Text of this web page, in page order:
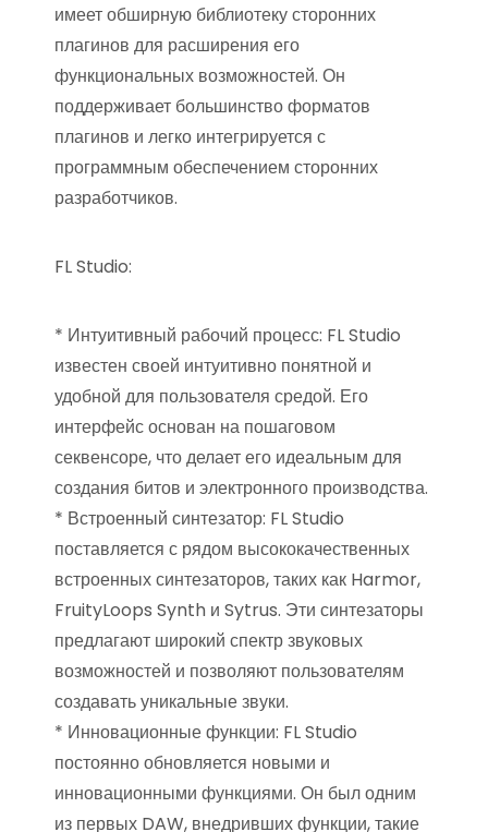
имеет обширную библиотеку сторонних
плагинов для расширения его
функциональных возможностей. Он
поддерживает большинство форматов
плагинов и легко интегрируется с
программным обеспечением сторонних
разработчиков.
FL Studio:
* Интуитивный рабочий процесс: FL Studio
известен своей интуитивно понятной и
удобной для пользователя средой. Его
интерфейс основан на пошаговом
секвенсоре, что делает его идеальным для
создания битов и электронного производства.
* Встроенный синтезатор: FL Studio
поставляется с рядом высококачественных
встроенных синтезаторов, таких как Harmor,
FruityLoops Synth и Sytrus. Эти синтезаторы
предлагают широкий спектр звуковых
возможностей и позволяют пользователям
создавать уникальные звуки.
* Инновационные функции: FL Studio
постоянно обновляется новыми и
инновационными функциями. Он был одним
из первых DAW, внедривших функции, такие